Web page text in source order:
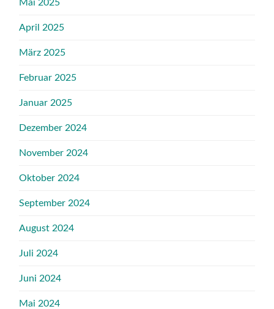
Mai 2025
April 2025
März 2025
Februar 2025
Januar 2025
Dezember 2024
November 2024
Oktober 2024
September 2024
August 2024
Juli 2024
Juni 2024
Mai 2024